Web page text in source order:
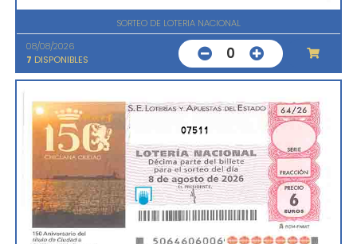
SORTEO DE LOTERIA NACIONAL
08/08/2026
7 DISPONIBLES 0
07511